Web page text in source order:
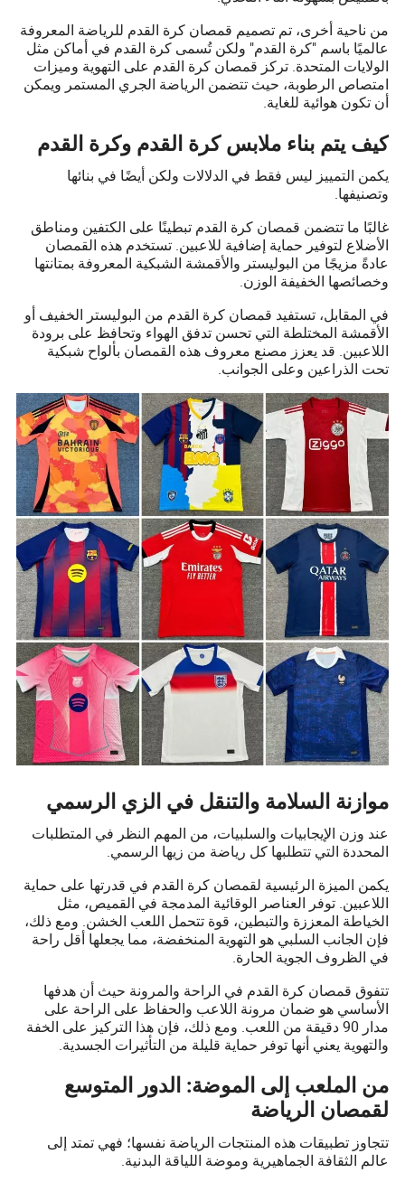
من ناحية أخرى، تم تصميم قمصان كرة القدم للرياضة المعروفة
عالميًا باسم "كرة القدم" ولكن تُسمى كرة القدم في أماكن مثل
الولايات المتحدة. تركز قمصان كرة القدم على التهوية وميزات
امتصاص الرطوبة، حيث تتضمن الرياضة الجري المستمر ويمكن
أن تكون هوائية للغاية.
كيف يتم بناء ملابس كرة القدم وكرة القدم
يكمن التمييز ليس فقط في الدلالات ولكن أيضًا في بنائها
وتصنيفها.
غالبًا ما تتضمن قمصان كرة القدم تبطينًا على الكتفين ومناطق
الأضلاع لتوفير حماية إضافية للاعبين. تستخدم هذه القمصان
عادةً مزيجًا من البوليستر والأقمشة الشبكية المعروفة بمتانتها
وخصائصها الخفيفة الوزن.
في المقابل، تستفيد قمصان كرة القدم من البوليستر الخفيف أو
الأقمشة المختلطة التي تحسن تدفق الهواء وتحافظ على برودة
اللاعبين. قد يعزز مصنع معروف هذه القمصان بألواح شبكية
تحت الذراعين وعلى الجوانب.
موازنة السلامة والتنقل في الزي الرسمي
عند وزن الإيجابيات والسلبيات، من المهم النظر في المتطلبات
المحددة التي تتطلبها كل رياضة من زيها الرسمي.
يكمن الميزة الرئيسية لقمصان كرة القدم في قدرتها على حماية
اللاعبين. توفر العناصر الوقائية المدمجة في القميص، مثل
الخياطة المعززة والتبطين، قوة تتحمل اللعب الخشن. ومع ذلك،
فإن الجانب السلبي هو التهوية المنخفضة، مما يجعلها أقل راحة
في الظروف الجوية الحارة.
تتفوق قمصان كرة القدم في الراحة والمرونة حيث أن هدفها
الأساسي هو ضمان مرونة اللاعب والحفاظ على الراحة على
مدار 90 دقيقة من اللعب. ومع ذلك، فإن هذا التركيز على الخفة
والتهوية يعني أنها توفر حماية قليلة من التأثيرات الجسدية.
من الملعب إلى الموضة: الدور المتوسع
لقمصان الرياضة
تتجاوز تطبيقات هذه المنتجات الرياضة نفسها؛ فهي تمتد إلى
عالم الثقافة الجماهيرية وموضة اللياقة البدنية.